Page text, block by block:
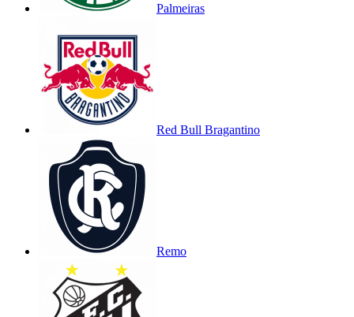
Palmeiras
Red Bull Bragantino
Remo